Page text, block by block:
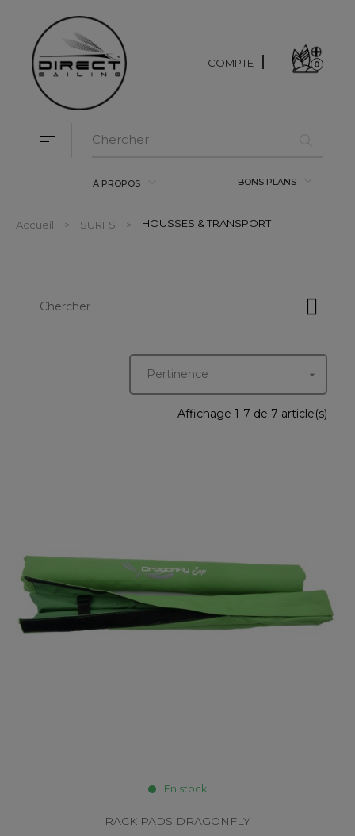
À PROPOS BONS PLANS
COMPTE 0
Basculer la navigation
☰
Accueil SURFS HOUSSES & TRANSPORT
Pertinence 
Affichage 1-7 de 7 article(s)
En stock
RACK PADS DRAGONFLY